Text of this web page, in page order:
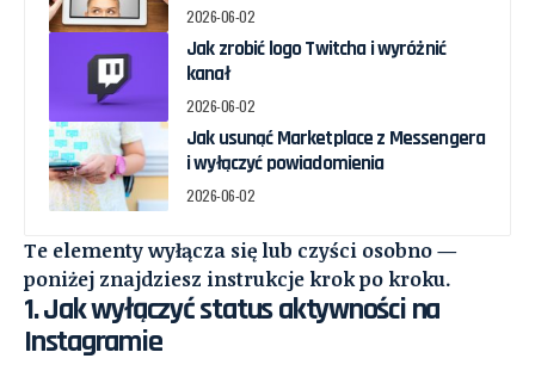
2026-06-02
Jak zrobić logo Twitcha i wyróżnić
kanał
2026-06-02
Jak usunąć Marketplace z Messengera
i wyłączyć powiadomienia
2026-06-02
Te elementy wyłącza się lub czyści osobno —
poniżej znajdziesz instrukcje krok po kroku.
1. Jak wyłączyć status aktywności na
Instagramie